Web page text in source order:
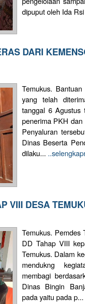
dipuput oleh Ida
DARI
Temukus.
yang telah
tanggal 6 Agustus
penerima PKH
Penyaluran
Dinas Beserta
dilaku...
VIII DESA
Temukus. Pemdes
DD Tahap VIII
Temukus. Dalam
mendukng
membagi
Dinas Bingin
pada yaitu pada p...